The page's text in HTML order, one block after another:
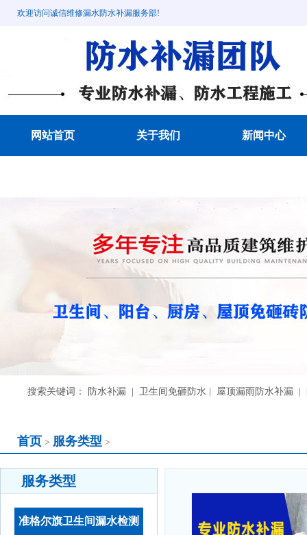
欢迎访问诚信维修漏水防水补漏服务部!
网站首页 关于我们 新闻中心
搜索关键词： 防水补漏 | 卫生间免砸防水 | 屋顶漏雨防水补漏
首页 > 服务类型 >
服务类型
准格尔旗卫生间漏水检测